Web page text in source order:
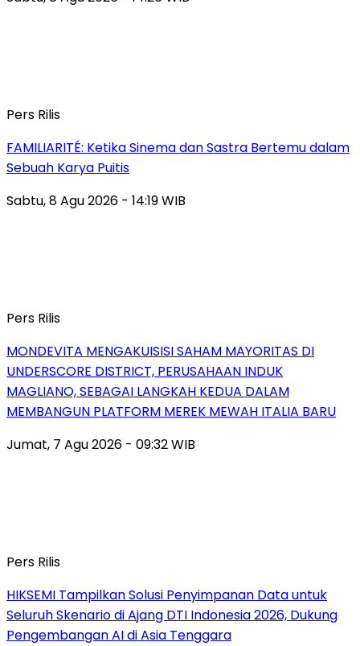
Pers Rilis
FAMILIARITÉ: Ketika Sinema dan Sastra Bertemu dalam
Sebuah Karya Puitis
Sabtu, 8 Agu 2026 - 14:19 WIB
Pers Rilis
MONDEVITA MENGAKUISISI SAHAM MAYORITAS DI
UNDERSCORE DISTRICT, PERUSAHAAN INDUK
MAGLIANO, SEBAGAI LANGKAH KEDUA DALAM
MEMBANGUN PLATFORM MEREK MEWAH ITALIA BARU
Jumat, 7 Agu 2026 - 09:32 WIB
Pers Rilis
HIKSEMI Tampilkan Solusi Penyimpanan Data untuk
Seluruh Skenario di Ajang DTI Indonesia 2026, Dukung
Pengembangan AI di Asia Tenggara